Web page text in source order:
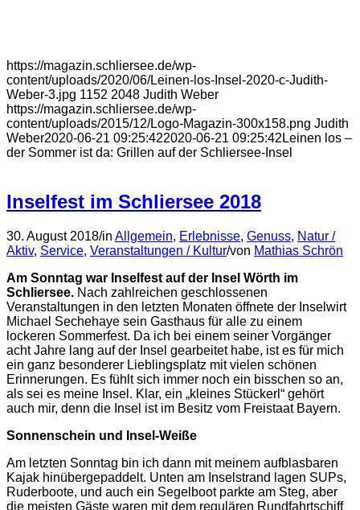
https://magazin.schliersee.de/wp-
content/uploads/2020/06/Leinen-los-Insel-2020-c-Judith-
Weber-3.jpg 1152 2048 Judith Weber
https://magazin.schliersee.de/wp-
content/uploads/2015/12/Logo-Magazin-300x158.png Judith
Weber2020-06-21 09:25:422020-06-21 09:25:42 Leinen los –
der Sommer ist da: Grillen auf der Schliersee-Insel
Inselfest im Schliersee 2018
30. August 2018/in Allgemein, Erlebnisse, Genuss, Natur /
Aktiv, Service, Veranstaltungen / Kultur/von Mathias Schrön
Am Sonntag war Inselfest auf der Insel Wörth im
Schliersee. Nach zahlreichen geschlossenen
Veranstaltungen in den letzten Monaten öffnete der Inselwirt
Michael Sechehaye sein Gasthaus für alle zu einem
lockeren Sommerfest. Da ich bei einem seiner Vorgänger
acht Jahre lang auf der Insel gearbeitet habe, ist es für mich
ein ganz besonderer Lieblingsplatz mit vielen schönen
Erinnerungen. Es fühlt sich immer noch ein bisschen so an,
als sei es meine Insel. Klar, ein „kleines Stückerl“ gehört
auch mir, denn die Insel ist im Besitz vom Freistaat Bayern.
Sonnenschein und Insel-Weiße
Am letzten Sonntag bin ich dann mit meinem aufblasbaren
Kajak hinübergepaddelt. Unten am Inselstrand lagen SUPs,
Ruderboote, und auch ein Segelboot parkte am Steg, aber
die meisten Gäste waren mit dem regulären Rundfahrtschiff